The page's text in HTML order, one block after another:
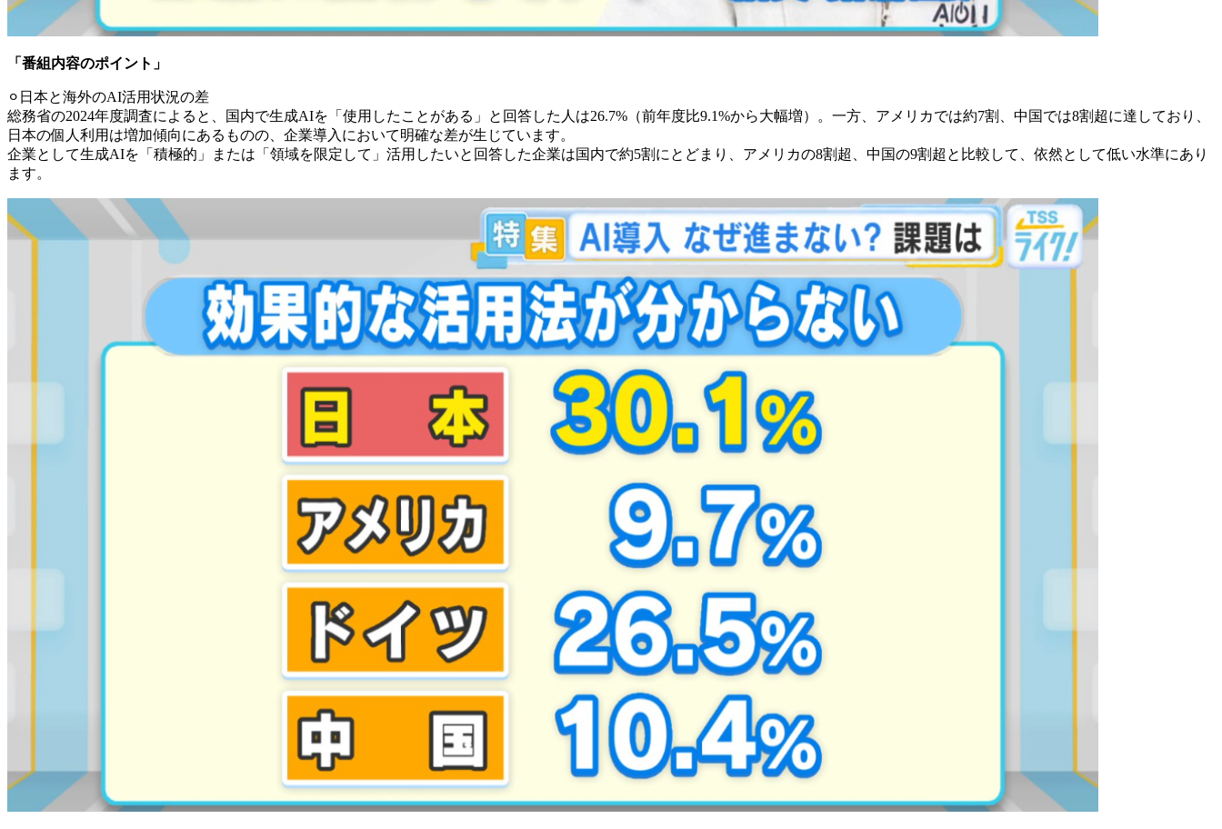
「番組内容のポイント」
⚪︎日本と海外のAI活用状況の差
総務省の2024年度調査によると、国内で生成AIを「使用したことがある」と回答した人は26.7%（前年度比9.1%から大幅増）。一方、アメリカでは約7割、中国では8割超に達しており、
日本の個人利用は増加傾向にあるものの、企業導入において明確な差が生じています。
企業として生成AIを「積極的」または「領域を限定して」活用したいと回答した企業は国内で約5割にとどまり、アメリカの8割超、中国の9割超と比較して、依然として低い水準にあり
ます。